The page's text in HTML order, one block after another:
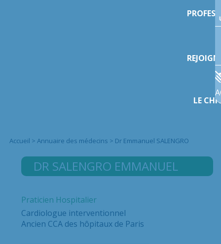
LE
Accueil > Annuaire des médecins > Dr Emmanuel SALENGRO
DR SALENGRO EMMANUEL
Praticien Hospitalier
Cardiologue interventionnel
Ancien CCA des hôpitaux de Paris